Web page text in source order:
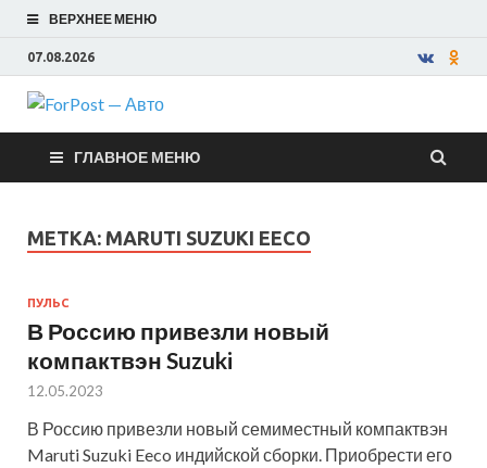
ВЕРХНЕЕ МЕНЮ
07.08.2026
ForPost —
Авто
ГЛАВНОЕ МЕНЮ
МЕТКА: MARUTI SUZUKI EECO
ПУЛЬС
В Россию привезли новый
компактвэн Suzuki
12.05.2023
В Россию привезли новый семиместный компактвэн
Maruti Suzuki Eeco индийской сборки. Приобрести его